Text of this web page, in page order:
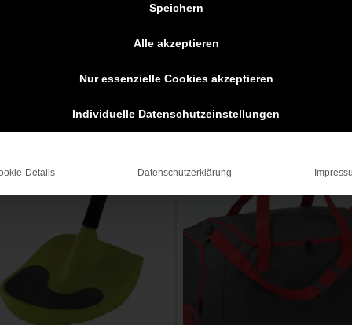
Angebot!
Speichern
Alle akzeptieren
Nur essenzielle Cookies akzeptieren
Individuelle Datenschutzeinstellungen
Details Datenschutzerklärung